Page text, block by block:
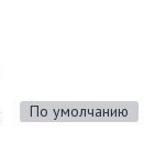
По умолчанию